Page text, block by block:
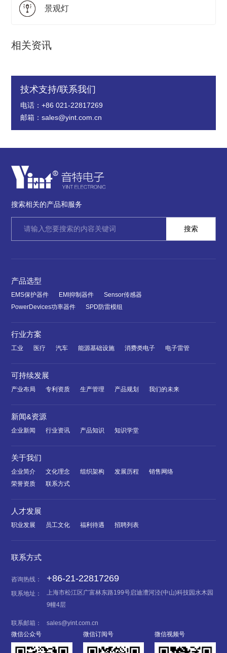
景观灯
相关资讯
技术支持/联系我们
电话：+86 021-22817269
邮箱：sales@yint.com.cn
搜索相关的产品和服务
产品选型
EMS保护器件 EMI抑制器件
Sensor传感器
PowerDevices功率器件
SPD防雷模组
行业方案
工业 医疗 汽车 能源基础设施 消费类电子 电子雷管
可持续发展
产业布局 专利资质 生产管理 产品规划 我们的未来
新闻&资源
企业新闻 行业资讯 产品知识 知识学堂
关于我们
企业简介 文化理念 组织架构 发展历程
销售网络
荣誉资质
联系方式
人才发展
职业发展 员工文化 福利待遇 招聘列表
联系方式
咨询热线： +86-21-22817269
联系地址：
上海市松江区广富林东路199号启迪漕河泾(中山)科技园水木园
9幢4层
联系邮箱：
sales@yint.com.cn
微信公众号
微信订阅号 微信视频号